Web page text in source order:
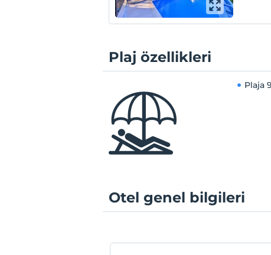
Plaj özellikleri
Plaja
Otel genel bilgileri